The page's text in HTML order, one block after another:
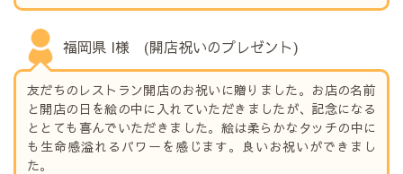
福岡県 I様 (開店祝いのプレゼント)
友だちのレストラン開店のお祝いに贈りました。お店の名前
と開店の日を絵の中に入れていただきましたが、記念になる
ととても喜んでいただきました。絵は柔らかなタッチの中に
も生命感溢れるパワーを感じます。良いお祝いができまし
た。